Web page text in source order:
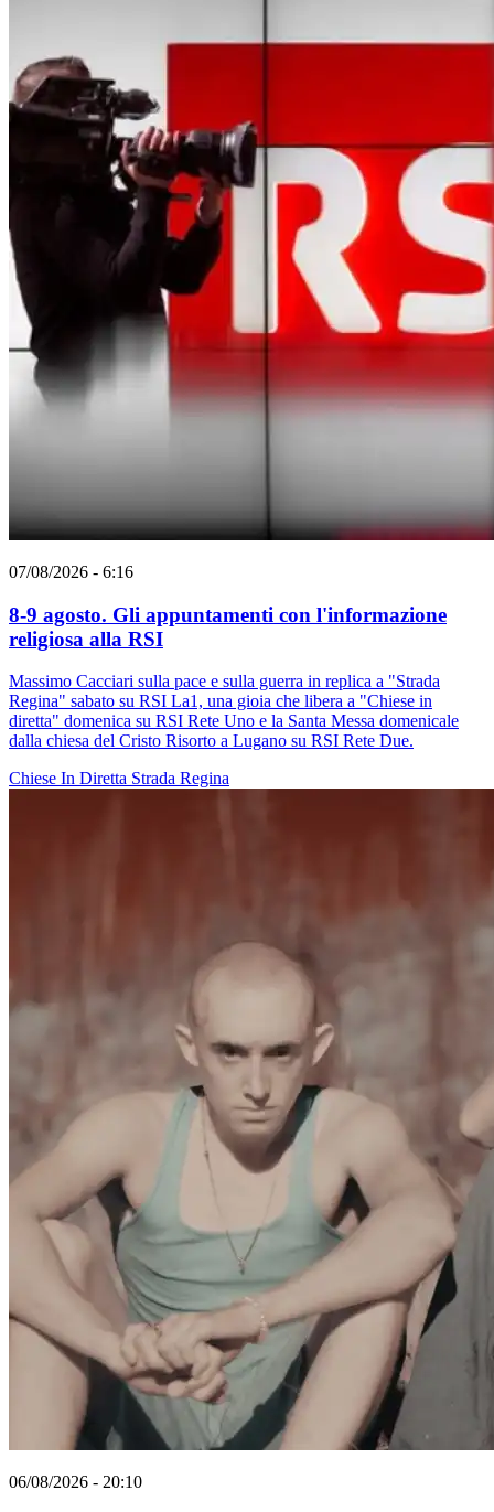
07/08/2026 - 6:16
8-9 agosto. Gli appuntamenti con l'informazione
religiosa alla RSI
Massimo Cacciari sulla pace e sulla guerra in replica a "Strada
Regina" sabato su RSI La1, una gioia che libera a "Chiese in
diretta" domenica su RSI Rete Uno e la Santa Messa domenicale
dalla chiesa del Cristo Risorto a Lugano su RSI Rete Due.
Chiese In Diretta Strada Regina
06/08/2026 - 20:10